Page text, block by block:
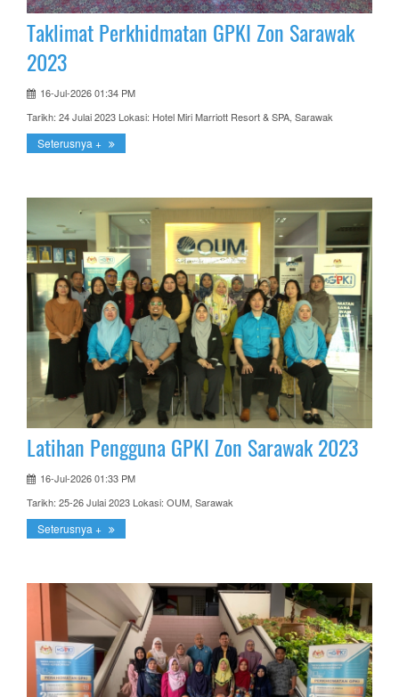
Taklimat Perkhidmatan GPKI Zon Sarawak
2023
16-Jul-2026 01:34 PM
Tarikh: 24 Julai 2023 Lokasi: Hotel Miri Marriott Resort & SPA, Sarawak
Seterusnya +
Latihan Pengguna GPKI Zon Sarawak 2023
16-Jul-2026 01:33 PM
Tarikh: 25-26 Julai 2023 Lokasi: OUM, Sarawak
Seterusnya +